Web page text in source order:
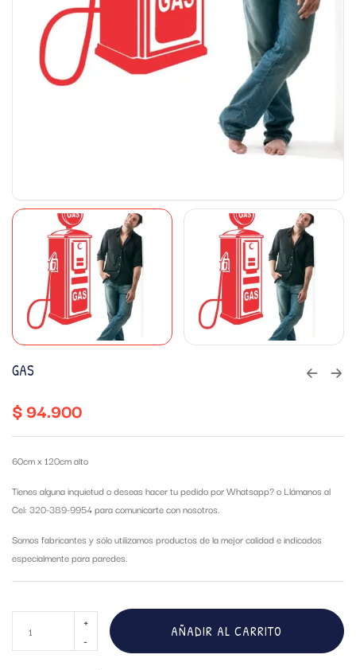
GAS
$94.900
60cm x 120cm alto
Tienes alguna inquietud o deseas hacer tu pedido por Whatsapp?o Llámanos al
Cel: 320-389-9954 para comunicarte con nosotros.
Somos fabricantes y sólo utilizamos productos de la mejor calidad e indicados
especialmente para paredes.
AÑADIR AL CARRITO